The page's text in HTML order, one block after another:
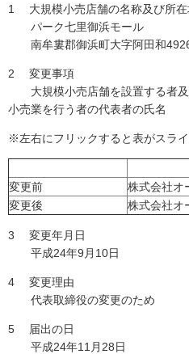
1 大規模小売店舗の名称及び所在
パーク七里御浜モール
南牟婁郡御浜町大字阿田和
2 変更事項
大規模小売店舗を設置する者及
小売業を行う者の代表者の氏名
※左右にフリックすると表がスライ
変更前
株式会社オ
変更後
株式会社オ
3 変更年月日
平成24年9月10日
4 変更理由
代表取締役の変更のため
5 届出の日
平成24年11月28日